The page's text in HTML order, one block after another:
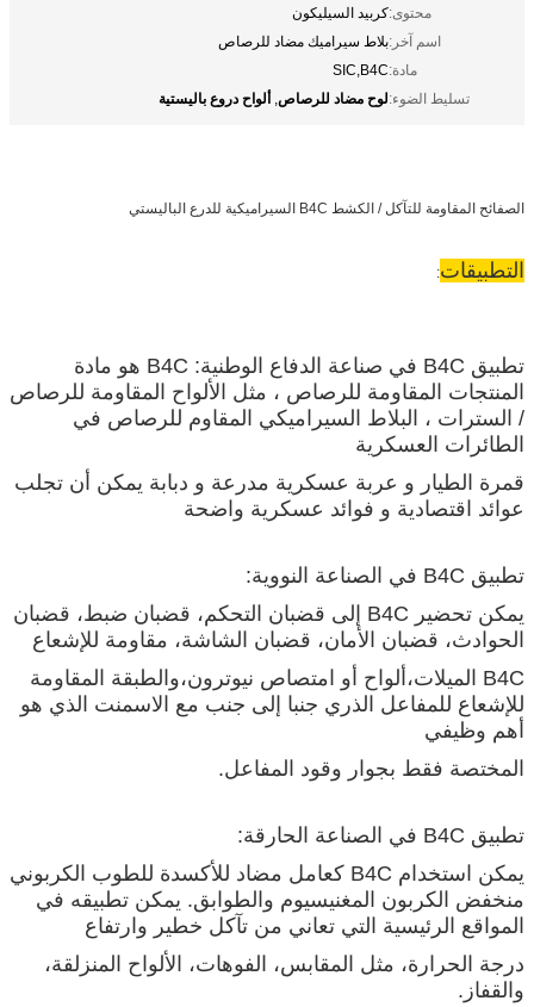
محتوى:كربيد السيليكون
اسم آخر:بلاط سيراميك مضاد للرصاص
مادة:SIC,B4C
تسليط الضوء:لوح مضاد للرصاص,ألواح دروع باليستية
الصفائح المقاومة للتآكل / الكشط B4C السيراميكية للدرع الباليستي
التطبيقات:
تطبيق B4C في صناعة الدفاع الوطنية: B4C هو مادة
المنتجات المقاومة للرصاص ، مثل الألواح المقاومة للرصاص
/ السترات ، البلاط السيراميكي المقاوم للرصاص في
الطائرات العسكرية
قمرة الطيار و عربة عسكرية مدرعة و دبابة يمكن أن تجلب
عوائد اقتصادية و فوائد عسكرية واضحة
تطبيق B4C في الصناعة النووية:
يمكن تحضير B4C إلى قضبان التحكم، قضبان ضبط، قضبان
الحوادث، قضبان الأمان، قضبان الشاشة، مقاومة للإشعاع
B4C الميلات،ألواح أو امتصاص نيوترون،والطبقة المقاومة
للإشعاع للمفاعل الذري جنبا إلى جنب مع الاسمنت الذي هو
أهم وظيفي
المختصة فقط بجوار وقود المفاعل.
تطبيق B4C في الصناعة الحارقة:
يمكن استخدام B4C كعامل مضاد للأكسدة للطوب الكربوني
منخفض الكربون المغنيسيوم والطوابق. يمكن تطبيقه في
المواقع الرئيسية التي تعاني من تآكل خطير وارتفاع
درجة الحرارة، مثل المقابس، الفوهات، الألواح المنزلقة،
والقفاز.